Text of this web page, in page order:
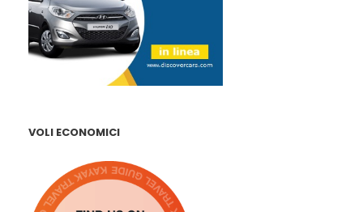
VOLI ECONOMICI